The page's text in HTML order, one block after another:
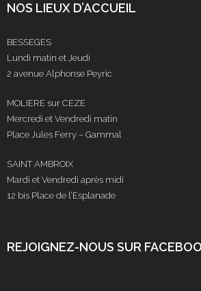
NOS LIEUX D’ACCUEIL
BESSEGES
Lundi matin et Jeudi
2 avenue Alphonse Peyric
MOLIERE sur CEZE
Mercredi et Vendredi matin
Place Jules Ferry – Gammal
SAINT AMBROIX
Mardi et Vendredi après midi
12 bis Place de l’Esplanade
REJOIGNEZ-NOUS SUR